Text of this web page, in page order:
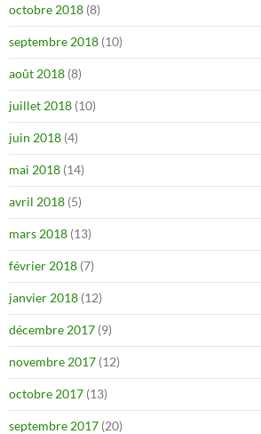
octobre 2018 (8)
septembre 2018 (10)
août 2018 (8)
juillet 2018 (10)
juin 2018 (4)
mai 2018 (14)
avril 2018 (5)
mars 2018 (13)
février 2018 (7)
janvier 2018 (12)
décembre 2017 (9)
novembre 2017 (12)
octobre 2017 (13)
septembre 2017 (20)